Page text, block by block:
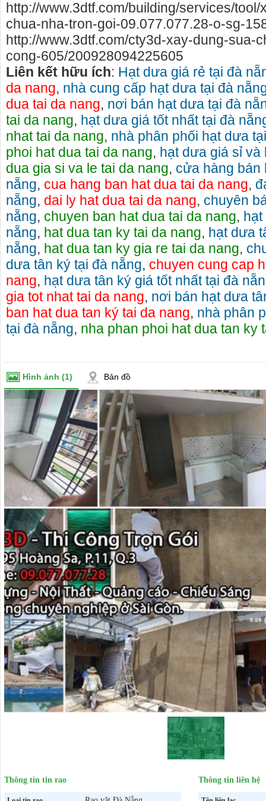
http://www.3dtf.com/building/services/
chua-nha-tron-goi-09.077.077.28-o-sg-
http://www.3dtf.com/cty3d-xay-dung-sua-
cong-605/200928094225605
Liên kết hữu ích: Hạt dưa giá rẻ tại đà
da nang, nhà cung cấp hạt dưa tại đà
dua tai da nang, nơi bán hạt dưa tại đà
tai da nang, hạt dưa giá tốt nhất tại đà
nhat tai da nang, nhà phân phối hạt dưa
phoi hat dua tai da nang, hạt dưa giá sỉ và
dua gia si va le tai da nang, cửa hàng bán
nẵng, cua hang ban hat dua tai da nang,
nẵng, dai ly hat dua tai da nang, chuyên
nẵng, chuyen ban hat dua tai da nang,
nẵng, hat dua tan ky tai da nang, hạt dưa
nẵng, hat dua tan ky gia re tai da nang,
dưa tân ký tại đà nẵng, chuyen cung cap
nang, hạt dưa tân ký giá tốt nhất tại đà
gia tot nhat tai da nang, nơi bán hạt dưa
ban hat dua tan ký tai da nang, nhà phân
tại đà nẵng, nha phan phoi hat dua tan ky
Hình ảnh (1) Bản đồ
Thông tin tin rao Thông tin liên hệ